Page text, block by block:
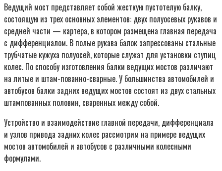
Ведущий мост представляет собой жесткую пустотелую балку,
состоящую из трех основных элементов: двух полуосевых рукавов и
средней части — картера, в котором размещена главная передача
с дифференциалом. В полые рукава балок запрессованы стальные
трубчатые кужуха полуосей, которые служат для установки ступиц
колес. По способу изготовления балки ведущих мостов различают
на литые и штам-пованно-сварные. У большинства автомобилей и
автобусов балки задних ведущих мостов состоят из двух стальных
штампованных половин, сваренных между собой.
Устройство и взаимодействие главной передачи, дифференциала
и узлов привода задних колес рассмотрим на примере ведущих
мостов автомобилей и автобусов с различными колесными
формулами.